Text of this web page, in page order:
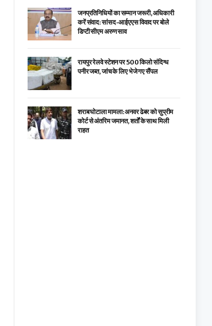
जनप्रतिनिधियों का सम्मान जरूरी, अधिकारी
करें संवाद: सांसद-आईएएस विवाद पर बोले
डिप्टी सीएम अरुण साव
रायपुर रेलवे स्टेशन पर 500 किलो संदिग्ध
पनीर जब्त, जांच के लिए भेजे गए सैंपल
शराब घोटाला मामला: अनवर ढेबर को सुप्रीम
कोर्ट से अंतरिम जमानत, शर्तों के साथ मिली
राहत